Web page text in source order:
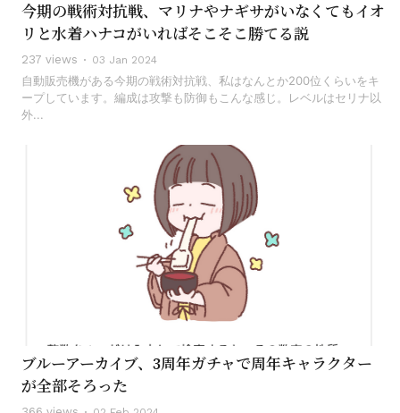
今期の戦術対抗戦、マリナやナギサがいなくてもイオ
リと水着ハナコがいればそこそこ勝てる説
237 views 03 Jan 2024
自動販売機がある今期の戦術対抗戦、私はなんとか200位くらいをキ
ープしています。編成は攻撃も防御もこんな感じ。レベルはセリナ以
外...
ブルーアーカイブ、3周年ガチャで周年キャラクター
が全部そろった